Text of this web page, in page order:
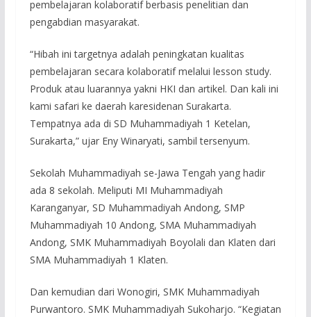
pembelajaran kolaboratif berbasis penelitian dan
pengabdian masyarakat.
“Hibah ini targetnya adalah peningkatan kualitas
pembelajaran secara kolaboratif melalui lesson study.
Produk atau luarannya yakni HKI dan artikel. Dan kali ini
kami safari ke daerah karesidenan Surakarta.
Tempatnya ada di SD Muhammadiyah 1 Ketelan,
Surakarta,” ujar Eny Winaryati, sambil tersenyum.
Sekolah Muhammadiyah se-Jawa Tengah yang hadir
ada 8 sekolah. Meliputi MI Muhammadiyah
Karanganyar, SD Muhammadiyah Andong, SMP
Muhammadiyah 10 Andong, SMA Muhammadiyah
Andong, SMK Muhammadiyah Boyolali dan Klaten dari
SMA Muhammadiyah 1 Klaten.
Dan kemudian dari Wonogiri, SMK Muhammadiyah
Purwantoro. SMK Muhammadiyah Sukoharjo. “Kegiatan